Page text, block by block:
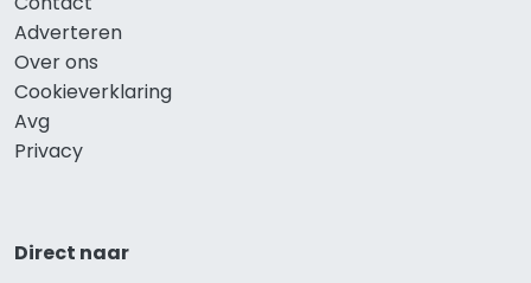
Adverteren
Over ons
Cookieverklaring
Avg
Privacy
Direct naar